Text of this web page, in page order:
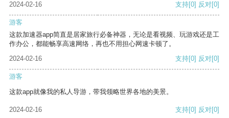
2024-02-16 支持[0] 反对[0]
游客
这款加速器app简直是居家旅行必备神器，无论是看视频、玩游戏还是工
作办公，都能畅享高速网络，再也不用担心网速卡顿了。
2024-02-16
支持[0] 反对[0]
游客
这款app就像我的私人导游，带我领略世界各地的美景。
2024-02-16 支持[0] 反对[0]